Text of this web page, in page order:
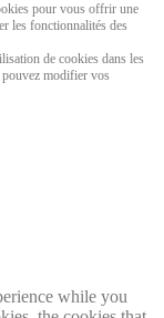
pour vous offrir une
les fonctionnalités des
de cookies dans les
modifier vos
while you